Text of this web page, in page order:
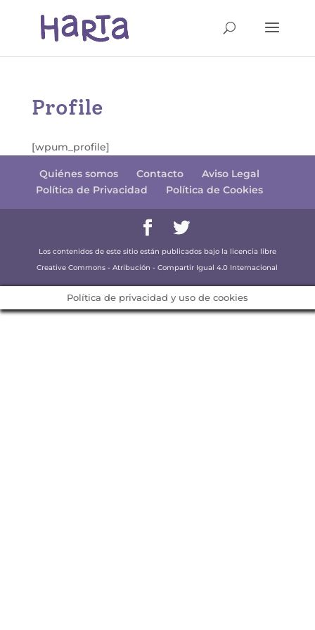
Profile
[wpum_profile]
Quiénes somos Contacto
Aviso Legal
Política de Privacidad
Política de Cookies
Los contenidos de este sitio están publicados bajo la licencia libre
Creative Commons - Atribución - Compartir Igual 4.0 Internacional
Política de privacidad y uso de cookies